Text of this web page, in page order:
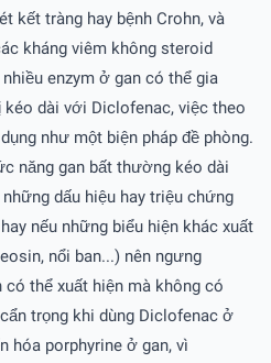
kết tràng hay bệnh Crohn, và
kháng viêm không steroid
enzym ở gan có thể gia
dài với Diclofenac, việc theo
như một biện pháp đề phòng.
năng gan bất thường kéo dài
dấu hiệu hay triệu chứng
nếu những biểu hiện khác xuất
nổi ban...) nên ngưng
thể xuất hiện mà không có
trọng khi dùng Diclofenac ở
hóa porphyrine ở gan, vì